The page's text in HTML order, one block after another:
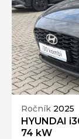
Ročník 2025
HYUNDAI
74 kW